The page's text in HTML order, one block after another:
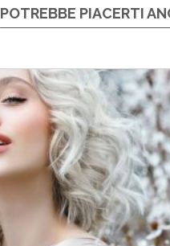
POTREBBE PIACERTI